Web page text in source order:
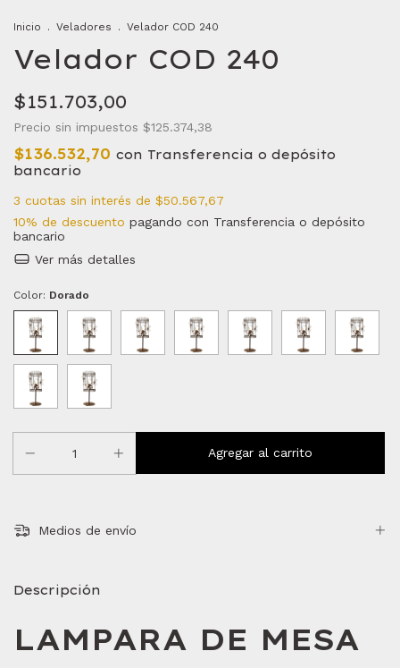
Inicio . Veladores . Velador COD 240
Velador COD 240
$151.703,00
Precio sin impuestos $125.374,38
$136.532,70 con Transferencia o depósito
bancario
3 cuotas sin interés de $50.567,67
10% de descuento pagando con Transferencia o depósito
bancario
Ver más detalles
Color: Dorado
Medios de envío
Descripción
LAMPARA DE MESA